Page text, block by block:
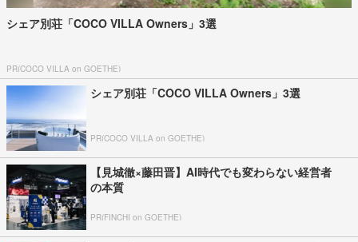
シェア別荘「COCO VILLA Owners」3選
PR(COCO VILLA on GOETHE)
シェア別荘「COCO VILLA Owners」3選
PR(COCO VILLA on GOETHE)
【見城徹×藤田晋】AI時代でも変わらない経営者
の本質
PR(FINCHI on GOETHE)